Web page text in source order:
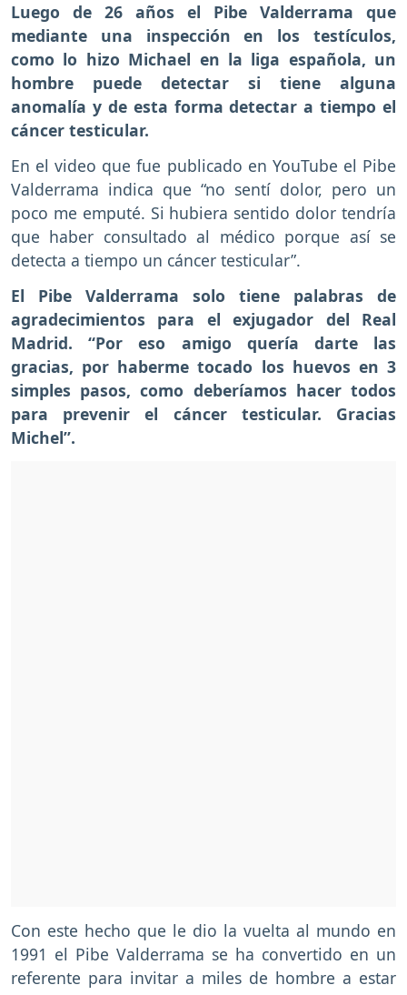
Luego de 26 años el Pibe Valderrama que
mediante una inspección en los testículos,
como lo hizo Michael en la liga española, un
hombre puede detectar si tiene alguna
anomalía y de esta forma detectar a tiempo el
cáncer testicular.
En el video que fue publicado en YouTube el Pibe
Valderrama indica que “no sentí dolor, pero un
poco me emputé. Si hubiera sentido dolor tendría
que haber consultado al médico porque así se
detecta a tiempo un cáncer testicular”.
El Pibe Valderrama solo tiene palabras de
agradecimientos para el exjugador del Real
Madrid. “Por eso amigo quería darte las
gracias, por haberme tocado los huevos en 3
simples pasos, como deberíamos hacer todos
para prevenir el cáncer testicular. Gracias
Michel”.
Con este hecho que le dio la vuelta al mundo en
1991 el Pibe Valderrama se ha convertido en un
referente para invitar a miles de hombre a estar